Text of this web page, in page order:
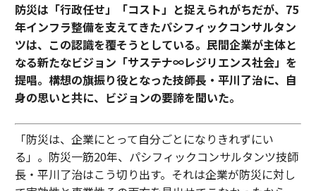
防災は「行政任せ」「コスト」と捉えられがちだが、75
年インフラ整備を支えてきたパシフィックコンサルタン
ツは、この認識を覆そうとしている。民間企業が主体と
なる新たなビジョン「サステナ∞レジリエンス社会」を
提唱。構想の旗振り役となった技師長・平川了治に、自
身の思いと共に、ビジョンの要諦を聞いた。
「防災は、企業にとって自分ごとになりきれずにい
る」。防災一筋20年、パシフィックコンサルタンツ技師
長・平川了治はこう切り出す。それは企業が防災に対し